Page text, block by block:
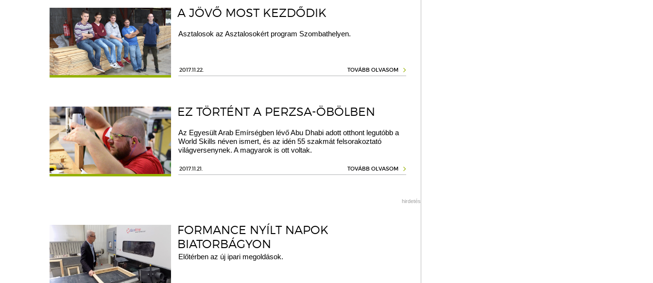
A JÖVŐ MOST KEZDŐDIK
Asztalosok az Asztalosokért program Szombathelyen.
2017.11.22. TOVÁBB OLVASOM
EZ TÖRTÉNT A PERZSA-ÖBÖLBEN
Az Egyesült Arab Emírségben lévő Abu Dhabi adott otthont legutóbb a
World Skills néven ismert, és az idén 55 szakmát felsorakoztató
világversenynek. A magyarok is ott voltak.
2017.11.21. TOVÁBB OLVASOM
hirdetés
FORMANCE NYÍLT NAPOK
BIATORBÁGYON
Előtérben az új ipari megoldások.